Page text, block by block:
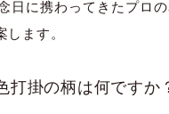
日に携わってきたプロ
ます。
打掛の柄は何ですか